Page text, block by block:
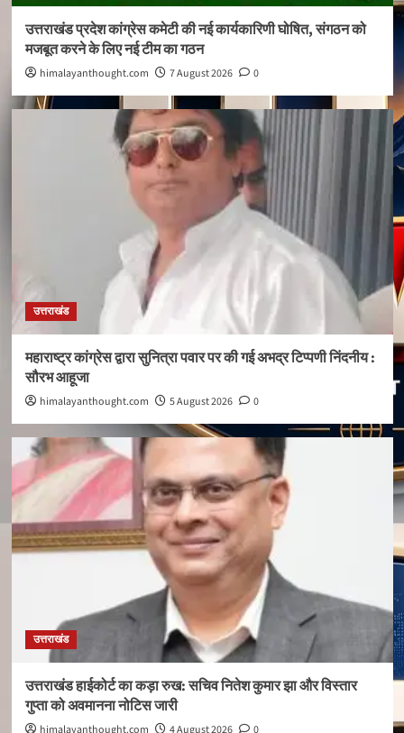
उत्तराखंड प्रदेश कांग्रेस कमेटी की नई कार्यकारिणी घोषित, संगठन को
मजबूत करने के लिए नई टीम का गठन
himalayanthought.com 7 August 2026 0
उत्तराखंड
महाराष्ट्र कांग्रेस द्वारा सुनित्रा पवार पर की गई अभद्र टिप्पणी निंदनीय :
सौरभ आहूजा
himalayanthought.com 5 August 2026 0
उत्तराखंड
उत्तराखंड हाईकोर्ट का कड़ा रुख: सचिव नितेश कुमार झा और विस्तार
गुप्ता को अवमानना नोटिस जारी